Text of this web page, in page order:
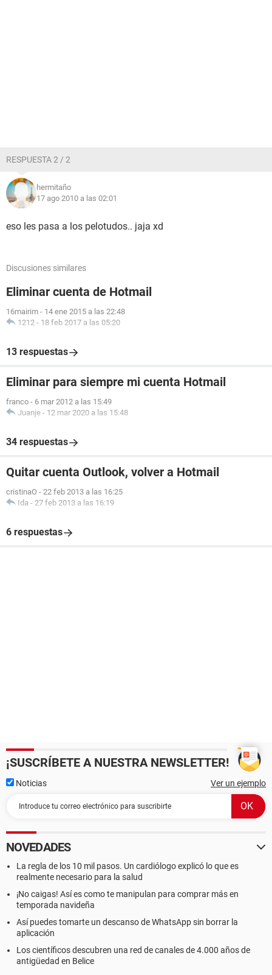
RESPUESTA 2 / 2
hermitaño
17 ago 2010 a las 02:01
eso les pasa a los pelotudos.. jaja xd
Discusiones similares
Eliminar cuenta de Hotmail
16mairim - 14 ene 2015 a las 22:48
1212 - 18 feb 2017 a las 05:20
13 respuestas
Eliminar para siempre mi cuenta Hotmail
franco - 6 mar 2012 a las 15:49
Juanje - 12 mar 2020 a las 15:48
34 respuestas
Quitar cuenta Outlook, volver a Hotmail
cristinaO - 22 feb 2013 a las 16:25
Ida - 27 feb 2013 a las 16:19
6 respuestas
¡SUSCRÍBETE A NUESTRA NEWSLETTER!
Noticias Ver un ejemplo
NOVEDADES
La regla de los 10 mil pasos. Un cardiólogo explicó lo que es
realmente necesario para la salud
¡No caigas! Así es como te manipulan para comprar más en
temporada navideña
Así puedes tomarte un descanso de WhatsApp sin borrar la
aplicación
Los científicos descubren una red de canales de 4.000 años de
antigüedad en Belice